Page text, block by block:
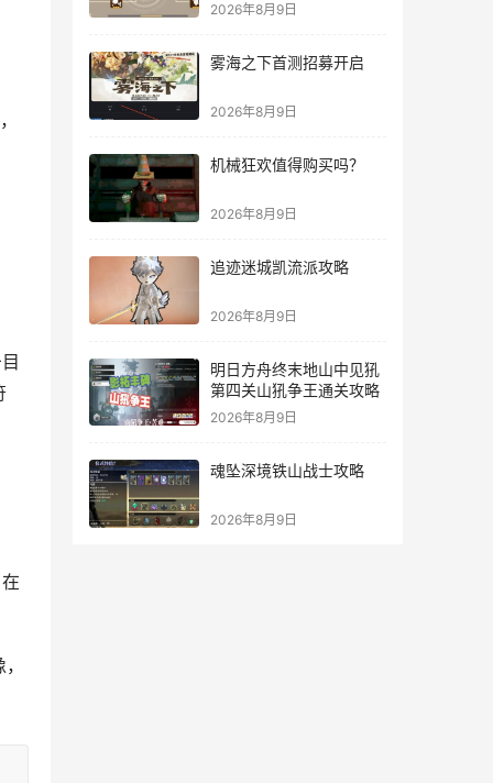
2026年8月9日
雾海之下首测招募开启
2026年8月9日
机械狂欢值得购买吗？
2026年8月9日
追迹迷城凯流派攻略
2026年8月9日
明日方舟终末地山中见犼
第四关山犼争王通关攻略
2026年8月9日
魂坠深境铁山战士攻略
2026年8月9日